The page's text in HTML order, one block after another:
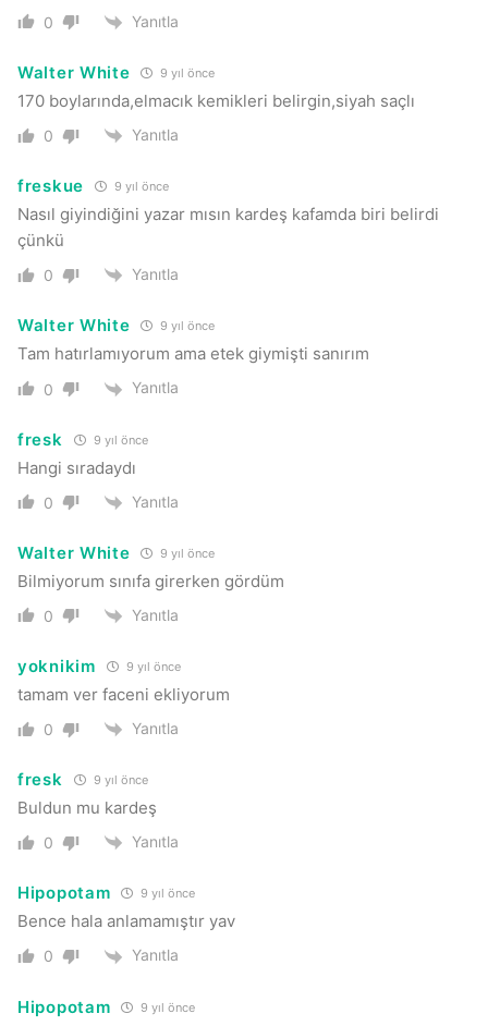
0 Yanıtla
Walter White 9 yıl önce
170 boylarında,elmacık kemikleri belirgin,siyah saçlı
0 Yanıtla
freskue 9 yıl önce
Nasıl giyindiğini yazar mısın kardeş kafamda biri belirdi
çünkü
0 Yanıtla
Walter White 9 yıl önce
Tam hatırlamıyorum ama etek giymişti sanırım
0 Yanıtla
fresk 9 yıl önce
Hangi sıradaydı
0 Yanıtla
Walter White 9 yıl önce
Bilmiyorum sınıfa girerken gördüm
0 Yanıtla
yoknikim 9 yıl önce
tamam ver faceni ekliyorum
0 Yanıtla
fresk 9 yıl önce
Buldun mu kardeş
0 Yanıtla
Hipopotam 9 yıl önce
Bence hala anlamamıştır yav
0 Yanıtla
Hipopotam 9 yıl önce